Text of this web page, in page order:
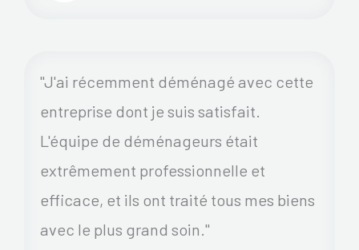
"J'ai récemment déménagé avec cette
entreprise dont je suis satisfait.
L'équipe de déménageurs était
extrêmement professionnelle et
efficace, et ils ont traité tous mes biens
avec le plus grand soin."